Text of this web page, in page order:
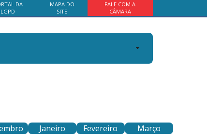
DA
LGPD
MAPA DO
SITE
FALE COM A
CÂMARA
Janeiro Fevereiro Março